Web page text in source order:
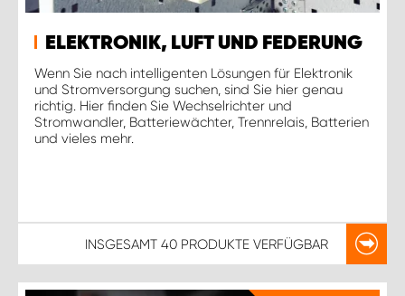
ELEKTRONIK, LUFT UND FEDERUNG
Wenn Sie nach intelligenten Lösungen für Elektronik
und Stromversorgung suchen, sind Sie hier genau
richtig. Hier finden Sie Wechselrichter und
Stromwandler, Batteriewächter, Trennrelais, Batterien
und vieles mehr.
INSGESAMT 40 PRODUKTE VERFÜGBAR